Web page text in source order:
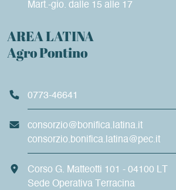
Mart.-gio. dalle 15 alle 17
AREA LATINA
Agro Pontino
0773-46641
consorzio@bonifica.latina.it
consorzio.bonifica.latina@pec.it
Corso G. Matteotti 101 - 04100 LT
Sede Operativa Terracina